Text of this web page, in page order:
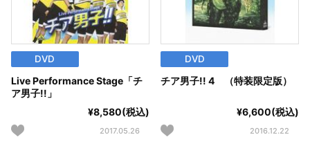
DVD
Live Performance Stage「チ
ア男子!!」
¥8,580(税込)
2017.05.26
DVD
チア男子!! 4 （特装限定版）
¥6,600(税込)
2016.12.22